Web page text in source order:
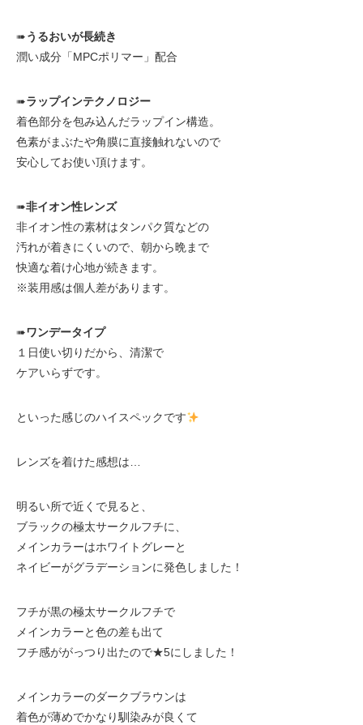
➠うるおいが長続き
潤い成分「MPCポリマー」配合
➠ラップインテクノロジー
着色部分を包み込んだラップイン構造。
色素がまぶたや角膜に直接触れないので
安心してお使い頂けます。
➠非イオン性レンズ
非イオン性の素材はタンパク質などの
汚れが着きにくいので、朝から晩まで
快適な着け心地が続きます。
※装用感は個人差があります。
➠ワンデータイプ
１日使い切りだから、清潔で
ケアいらずです。
といった感じのハイスペックです
レンズを着けた感想は…
明るい所で近くで見ると、
ブラックの極太サークルフチに、
メインカラーはホワイトグレーと
ネイビーがグラデーションに発色しました！
フチが黒の極太サークルフチで
メインカラーと色の差も出て
フチ感ががっつり出たので★5にしました！
メインカラーのダークブラウンは
着色が薄めでかなり馴染みが良くて